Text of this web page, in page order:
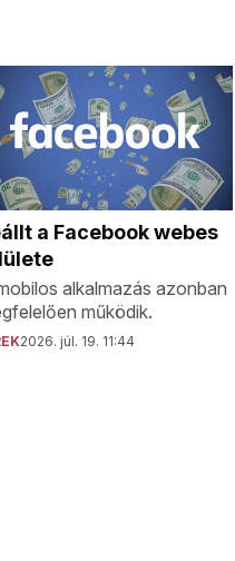
a Facebook webes
alkalmazás azonban
működik.
2026. júl. 19. 11:44